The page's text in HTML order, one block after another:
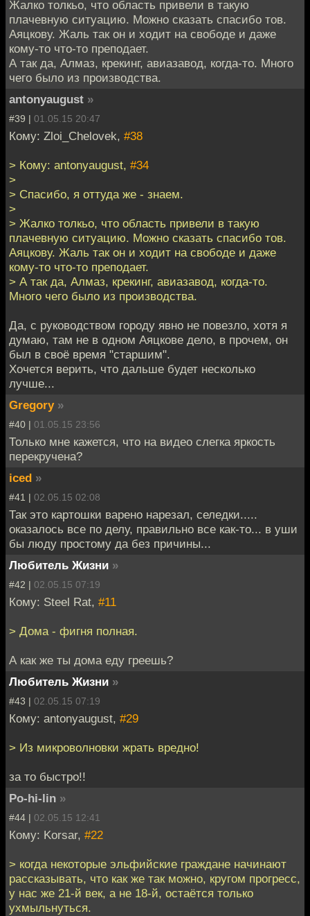
Жалко толкьо, что область привели в такую
плачевную ситуацию. Можно сказать спасибо тов.
Аяцкову. Жаль так он и ходит на свободе и даже
кому-то что-то преподает.
А так да, Алмаз, крекинг, авиазавод, когда-то. Много
чего было из производства.
antonyaugust »
#39 | 01.05.15 20:47
Кому: Zloi_Chelovek, #38
> Кому: antonyaugust, #34
>
> Спасибо, я оттуда же - знаем.
>
> Жалко толкьо, что область привели в такую
плачевную ситуацию. Можно сказать спасибо тов.
Аяцкову. Жаль так он и ходит на свободе и даже
кому-то что-то преподает.
> А так да, Алмаз, крекинг, авиазавод, когда-то.
Много чего было из производства.
Да, с руководством городу явно не повезло, хотя я
думаю, там не в одном Аяцкове дело, в прочем, он
был в своё время "старшим".
Хочется верить, что дальше будет несколько
лучше...
Gregory »
#40 | 01.05.15 23:56
Только мне кажется, что на видео слегка яркость
перекручена?
iced »
#41 | 02.05.15 02:08
Так это картошки варено нарезал, селедки.....
оказалось все по делу, правильно все как-то... в уши
бы люду простому да без причины...
Любитель Жизни »
#42 | 02.05.15 07:19
Кому: Steel Rat, #11
> Дома - фигня полная.
А как же ты дома еду греешь?
Любитель Жизни »
#43 | 02.05.15 07:19
Кому: antonyaugust, #29
> Из микроволновки жрать вредно!
за то быстро!!
Po-hi-lin »
#44 | 02.05.15 12:41
Кому: Korsar, #22
> когда некоторые эльфийские граждане начинают
рассказывать, что как же так можно, кругом прогресс,
у нас же 21-й век, а не 18-й, остаётся только
ухмыльнуться.